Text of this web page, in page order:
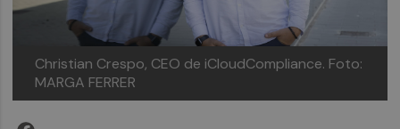
Christian Crespo, CEO de iCloudCompliance. Foto:
MARGA FERRER